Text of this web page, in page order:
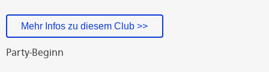
Mehr Infos zu diesem Club >>
Party-Beginn